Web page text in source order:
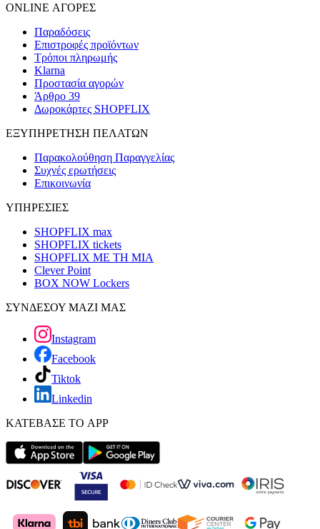
ONLINE ΑΓΟΡΕΣ
Παραδόσεις
Επιστροφές προϊόντων
Τρόποι πληρωμής
Klarna
Προστασία αγορών
Άρθρο 39
Δωροκάρτες SHOPFLIX
ΕΞΥΠΗΡΕΤΗΣΗ ΠΕΛΑΤΩΝ
Παρακολούθηση Παραγγελίας
Συχνές ερωτήσεις
Επικοινωνία
ΥΠΗΡΕΣΙΕΣ
SHOPFLIX max
SHOPFLIX tickets
SHOPFLIX ΜΕ ΤΗ ΜΙΑ
Clever Point
BOX NOW Lockers
ΣΥΝΔΕΣΟΥ ΜΑΖΙ ΜΑΣ
Instagram
Facebook
Tiktok
Linkedin
ΚΑΤΕΒΑΣΕ ΤΟ APP